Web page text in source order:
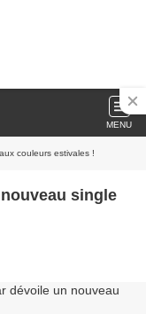
MENU
couleurs estivales !
single